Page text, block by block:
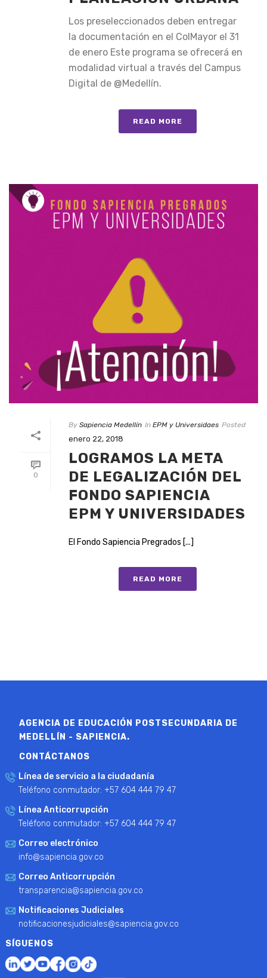
Los preseleccionados deben entregar
la documentación en el ColMayor el 31
de enero Este programa se ofrecerá en
modalidad virtual a través del Campus
Digital de @Medellín.
READ MORE
0
By Sapiencia Medellín In EPM y Universidaes Posted
enero 22, 2018
LOGRAMOS LA META
DE LEGALIZACIÓN DEL
FONDO SAPIENCIA
EPM Y UNIVERSIDADES
El Fondo Sapiencia Pregrados [...]
READ MORE
AGENCIA DE EDUCACIÓN POSTSECUNDARIA DE
MEDELLÍN - SAPIENCIA.
CONTÁCTANOS
Línea de servicio a la ciudadanía
Teléfono conmutador: +57 604 444 79 47
Línea Anticorrupción
Teléfono conmutador: +57 604 444 79 47
Correo electrónico
info@sapiencia.gov.co
Correo Anticorrupción
transparencia@sapiencia.gov.co
Notificaciones Judiciales
notificacionesjudiciales@sapiencia.gov.co
SÍGUENOS